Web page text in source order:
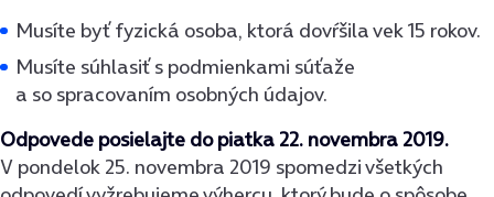
Musíte byť fyzická osoba, ktorá dovŕšila vek 15 rokov.
Musíte súhlasiť s podmienkami súťaže
a so spracovaním osobných údajov.
Odpovede posielajte do piatka 22. novembra 2019.
V pondelok 25. novembra 2019 spomedzi všetkých